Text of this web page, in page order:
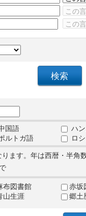
国語 ハ
ルトガ語 ロ
ます。年は西暦・半角
布図書館 赤坂
山生涯 郷土